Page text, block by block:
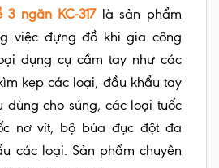
ngăn KC-317là sản phẩm
việc đựng đồ khi gia công
dụng cụ cầm tay như các
kẹp các loại, đầu khẩu tay
dùng cho súng, các loại tuốc
nơ vít, bộ búa đục đột đa
các loại. Sản phẩm chuyên